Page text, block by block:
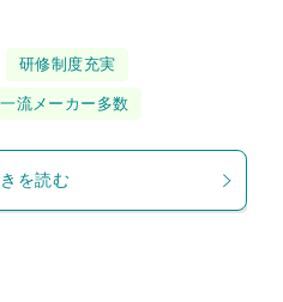
研修制度充実
流メーカー多数
を読む